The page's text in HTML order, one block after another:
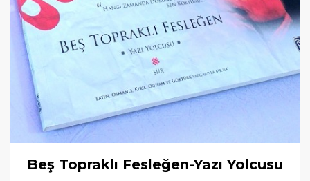
Beş Topraklı Fesleğen-Yazı Yolcusu